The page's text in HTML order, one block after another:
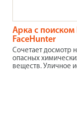
Арка с
FaceHunter
Сочетает досмотр
опасных
веществ. Уличное